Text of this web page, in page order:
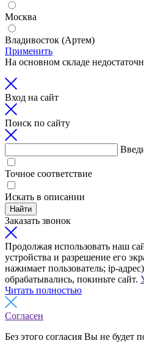
Москва
Владивосток (Артем)
Применить
На основном складе
Вход на сайт
Поиск по сайту
Точное соответствие
Искать в описании
Найти
Заказать звонок
Продолжая использовать наш
устройства и разрешение его
нажимает пользователь; ip-
обрабатывались, покиньте сайт.
Читать полностью
Согласен
Без этого согласия Вы не будет